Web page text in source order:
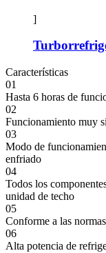
]
Características
01
Hasta 6 horas de
02
Funcionamiento muy
03
Modo de
enfriado
04
Todos los
unidad de techo
05
Conforme a las
06
Alta potencia de